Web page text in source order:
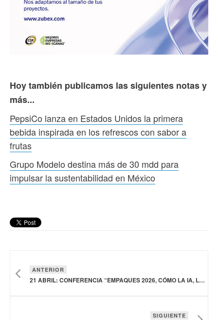
Hoy también publicamos las siguientes notas y
más...
PepsiCo lanza en Estados Unidos la primera
bebida inspirada en los refrescos con sabor a
frutas
Grupo Modelo destina más de 30 mdd para
impulsar la sustentabilidad en México
ANTERIOR
21 ABRIL: CONFERENCIA “EMPAQUES 2026, CÓMO LA IA, LA AUTOMATIZACIÓN Y LA SOSTENIBILIDAD ESTÁN TRANSFORMANDO LA COMPETITIVIDAD DEL SECTOR”
SIGUIENTE